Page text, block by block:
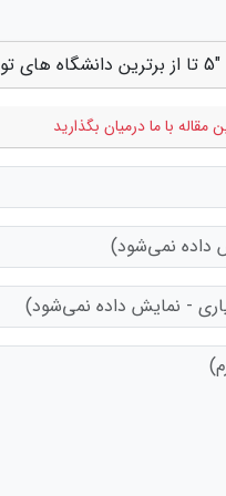
مقاله با ما درمیان بگذارید